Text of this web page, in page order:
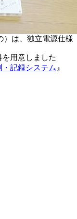
）は、独立電源仕様
用意しました
記録システム